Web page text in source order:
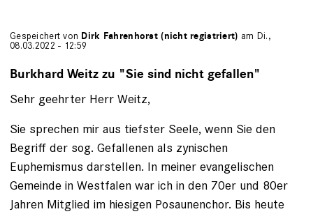
Gespeichert von Dirk Fahrenhorst (nicht registriert) am Di.,
08.03.2022 - 12:59
Burkhard Weitz zu "Sie sind nicht gefallen"
Sehr geehrter Herr Weitz,
Sie sprechen mir aus tiefster Seele, wenn Sie den
Begriff der sog. Gefallenen als zynischen
Euphemismus darstellen. In meiner evangelischen
Gemeinde in Westfalen war ich in den 70er und 80er
Jahren Mitglied im hiesigen Posaunenchor. Bis heute